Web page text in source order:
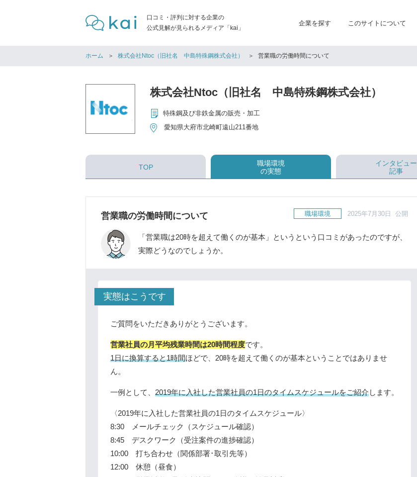
口コミ・評判に対する企業の
公式見解が見られるメディア「kai」
企業を探す このサイトについて
ホーム 株式会社Ntoc（旧社名 中島特殊鋼株式会社） 営業職の労働時間について
株式会社Ntoc（旧社名 中島特殊鋼株式会社）
特殊鋼及び非鉄金属の販売・加工
愛知県大府市北崎町遠山211番地
TOP
職場環境
の実態
インタビュー
記事
営業職の労働時間について 職場環境 2025年7月30日 公開
「営業職は20時を超えて働くのが基本」というという口コミがあったのですが、
実際どうなのでしょうか。
実態はこうです
ご質問をいただきありがとうございます。
営業社員の月平均残業時間は20時間程度です。
1日に換算すると1時間ほどで、20時を超えて働くのが基本ということではありませ
ん。
一例として、 2019年に入社した営業社員の1日のタイムスケジュールをご紹介します。
〈2019年に入社した営業社員の1日のタイムスケジュール〉
8:30 メールチェック（スケジュール確認）
8:45 デスクワーク（受注案件の進捗確認）
10:00 打ち合わせ（関係部署･取引先等）
12:00 休憩（昼食）